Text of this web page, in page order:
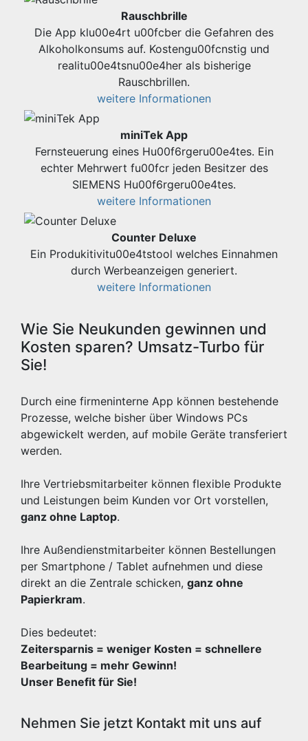
Rauschbrille
Die App klu00e4rt u00fcber die Gefahren des
Alkoholkonsums auf. Kostengu00fcnstig und
realitu00e4tsnu00e4her als bisherige
Rauschbrillen.
weitere Informationen
miniTek App
Fernsteuerung eines Hu00f6rgeru00e4tes. Ein
echter Mehrwert fu00fcr jeden Besitzer des
SIEMENS Hu00f6rgeru00e4tes.
weitere Informationen
Counter Deluxe
Ein Produkitivitu00e4tstool welches Einnahmen
durch Werbeanzeigen generiert.
weitere Informationen
Wie Sie Neukunden gewinnen und
Kosten sparen? Umsatz-Turbo für
Sie!
Durch eine firmeninterne App können bestehende
Prozesse, welche bisher über Windows PCs
abgewickelt werden, auf mobile Geräte transferiert
werden.
Ihre Vertriebsmitarbeiter können flexible Produkte
und Leistungen beim Kunden vor Ort vorstellen,
ganz ohne Laptop.
Ihre Außendienstmitarbeiter können Bestellungen
per Smartphone / Tablet aufnehmen und diese
direkt an die Zentrale schicken, ganz ohne
Papierkram.
Dies bedeutet:
Zeitersparnis = weniger Kosten = schnellere
Bearbeitung = mehr Gewinn!
Unser Benefit für Sie!
Nehmen Sie jetzt Kontakt mit uns auf